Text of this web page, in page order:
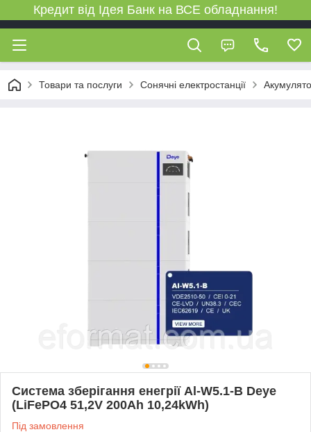
Кредит від Ідея Банк на ВСЕ обладнання!
Товари та послуги Сонячні електростанції
Система зберігання енегрії Al-W5.1-B Deye
(LiFePO4 51,2V 200Ah 10,24kWh)
Під замовлення